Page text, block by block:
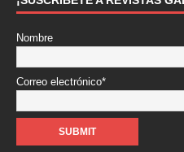
Nombre
Correo electrónico*